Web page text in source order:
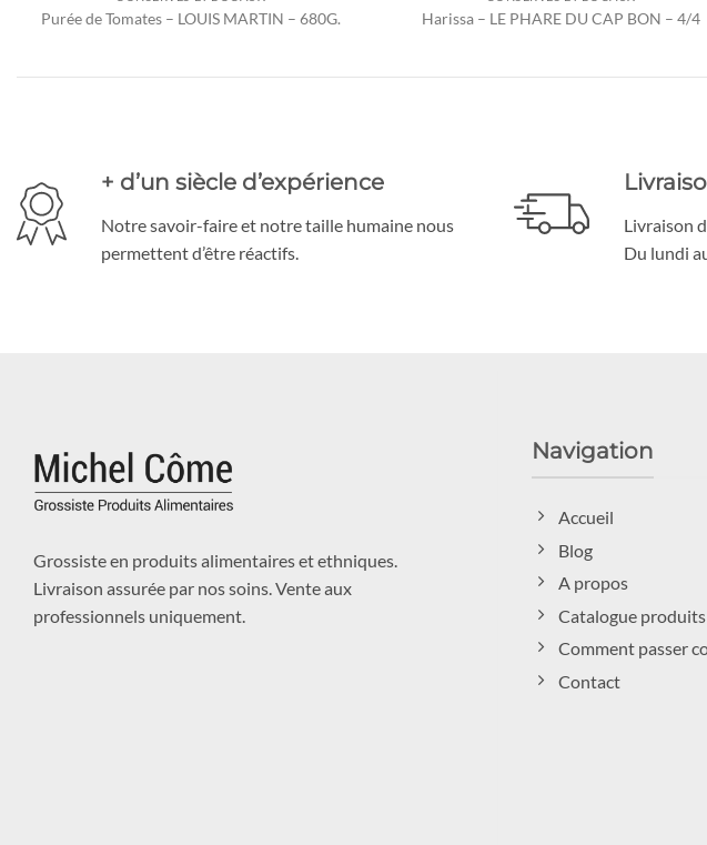
Purée de Tomates – LOUIS MARTIN – 680G. Harissa – LE PHARE DU CAP BON – 4/4
+ d’un siècle d’expérience
Notre savoir-faire et notre taille humaine nous
permettent d’être réactifs.
Livraison
Du lundi
Grossiste en produits alimentaires et ethniques.
Livraison assurée par nos soins. Vente aux
professionnels uniquement.
Navigation
Accueil
Blog
A propos
Catalogue produits
Comment passer
Contact